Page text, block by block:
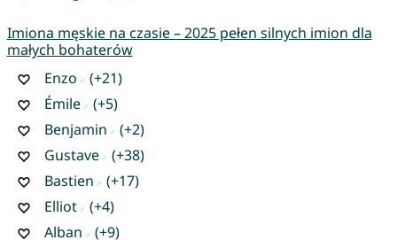
Imiona męskie na czasie – 2025 pełen silnych imion dla
małych bohaterów
Enzo
(+21)
Émile
(+5)
Benjamin
(+2)
Gustave
(+38)
Bastien
(+17)
Elliot
(+4)
Alban
(+9)